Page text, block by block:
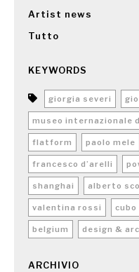
Artist news
Tutto
KEYWORDS
giorgia severi
museo internazionale
flatform paolo mele
francesco d’arelli
shanghai alberto
valentina rossi cubo
belgium design &
ARCHIVIO